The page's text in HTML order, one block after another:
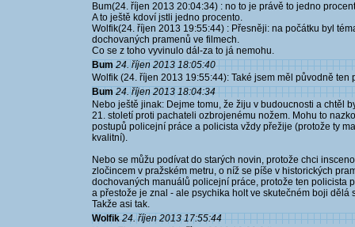
Bum(24. říjen 2013 20:04:34) : no to je právě to jedno
A to ještě kdoví jstli jedno procento.
Wolfik(24. říjen 2013 19:55:44) : Přesněji: na počátku byl
dochovaných pramenů ve filmech.
Co se z toho vyvinulo dál-za to já nemohu.
Bum 24. říjen 2013 18:05:40
Wolfik (24. říjen 2013 19:55:44): Také jsem měl původně ten
Bum 24. říjen 2013 18:04:34
Nebo ještě jinak: Dejme tomu, že žiju v budoucnosti a chtěl
21. století proti pachateli ozbrojenému nožem. Mohu to
postupů policejní práce a policista vždy přežije (protože ty
kvalitní).
Nebo se můžu podívat do starých novin, protože chci
zločincem v pražském metru, o níž se píše v historických
dochovaných manuálů policejní práce, protože ten policista
a přestože je znal - ale psychika holt ve skutečném boji dělá
Takže asi tak.
Wolfik 24. říjen 2013 17:55:44